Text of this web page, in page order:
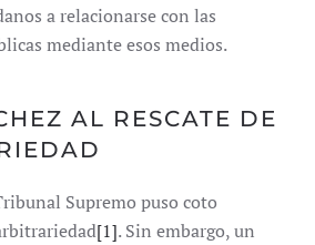
a relacionarse con las
mediante esos medios.
AL RESCATE DE
Supremo puso coto
[1]. Sin embargo, un